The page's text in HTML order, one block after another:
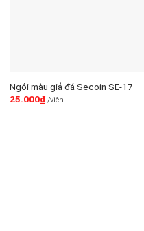
Ngói màu giả đá Secoin SE-17
25.000₫/viên